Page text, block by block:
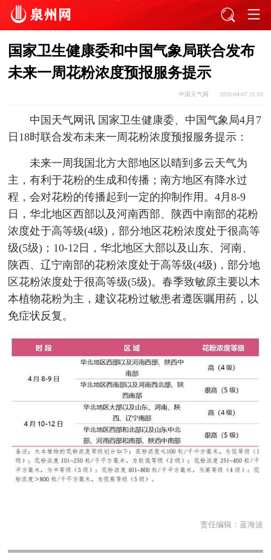
国家卫生健康委和中国气象局联合发布
未来一周花粉浓度预报服务提示
中国天气网 2026-04-07 21:03
中国天气网讯 国家卫生健康委、中国气象局4月7
日18时联合发布未来一周花粉浓度预报服务提示：
未来一周我国北方大部地区以晴到多云天气为
主，有利于花粉的生成和传播；南方地区有降水过
程，会对花粉的传播起到一定的抑制作用。4月8-9
日，华北地区西部以及河南西部、陕西中南部的花粉
浓度处于高等级(4级)，部分地区花粉浓度处于很高等
级(5级)；10-12日，华北地区大部以及山东、河南、
陕西、辽宁南部的花粉浓度处于高等级(4级)，部分地
区花粉浓度处于很高等级(5级)。春季致敏原主要以木
本植物花粉为主，建议花粉过敏患者遵医嘱用药，以
免症状反复。
责任编辑： 蓝海波